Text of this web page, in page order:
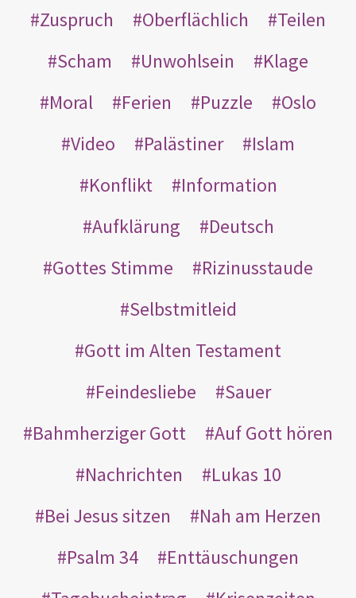
Zuspruch
Oberflächlich
Teilen
Scham
Unwohlsein
Klage
Moral
Ferien Puzzle
Oslo
Video
Palästiner
Islam
Konflikt
Information
Aufklärung
Deutsch
Gottes Stimme
Rizinusstaude
Selbstmitleid
Gott im Alten Testament
Feindesliebe
Sauer
Bahmherziger Gott
Auf Gott hören
Nachrichten
Lukas 10
Bei Jesus sitzen
Nah am Herzen
Psalm 34
Enttäuschungen